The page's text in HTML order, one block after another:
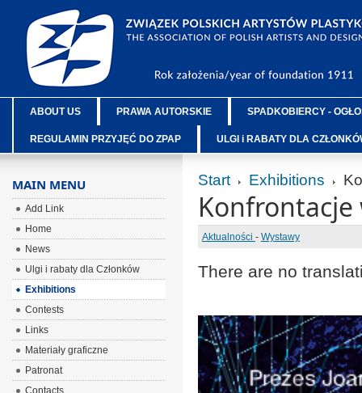
ABOUT US PRAWA AUTORSKIE SPADKOBIERCY -
REGULAMIN PRZYJĘĆ DO ZPAP ULGI i RABATY DLA
Start Exhibitions
Aktualności - Wystawy
There are no
MAIN MENU
Add Link
Home
News
Ulgi i rabaty dla Członków
Exhibitions
Contests
Links
Materiały graficzne
Patronat
Contacts